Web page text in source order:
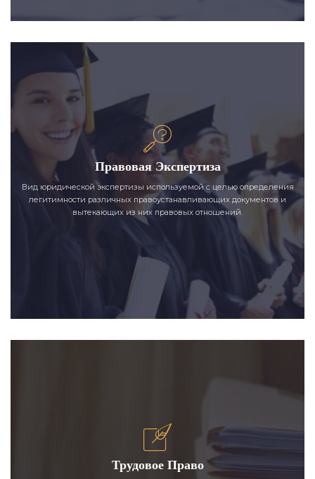
Правовая Экспертиза
Вид юридической экспертизы используемой с целью определения
легитимности различных правоустанавливающих документов и
вытекающих из них правовых отношений.
Трудовое Право